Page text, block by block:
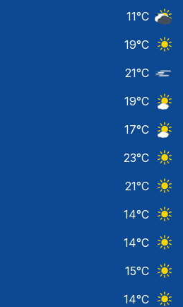
11°C
19°C
21°C
19°C
17°C
23°C
21°C
14°C
14°C
15°C
14°C